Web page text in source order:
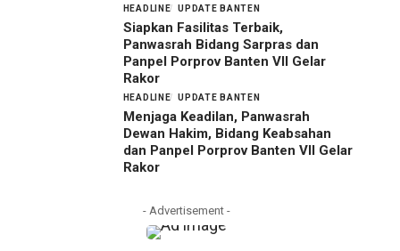
HEADLINE UPDATE BANTEN
Siapkan Fasilitas Terbaik,
Panwasrah Bidang Sarpras dan
Panpel Porprov Banten VII Gelar
Rakor
HEADLINE UPDATE BANTEN
Menjaga Keadilan, Panwasrah
Dewan Hakim, Bidang Keabsahan
dan Panpel Porprov Banten VII Gelar
Rakor
- Advertisement -